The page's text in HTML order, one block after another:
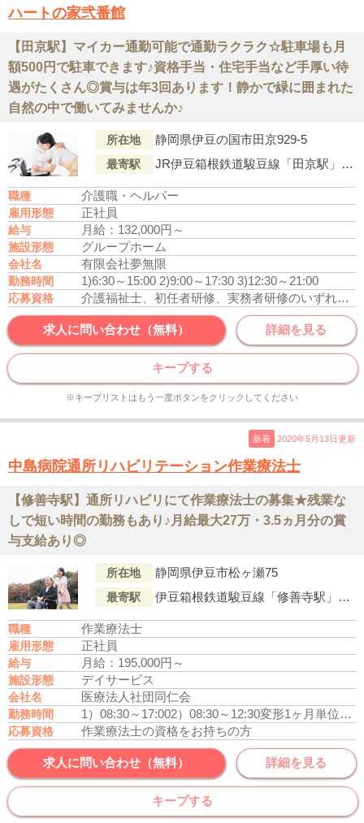
ハートの家弐番館
【田京駅】マイカー通勤可能で通勤ラクラク☆駐車場も月
額500円で駐車できます♪資格手当・住宅手当など手厚い待
遇がたくさん◎賞与は年3回あります！静かで緑に囲まれた
自然の中で働いてみませんか♪
所在地 静岡県伊豆の国市田京929-5
最寄駅 JR伊豆箱根鉄道駿豆線「田京駅」より車で5分
職種 介護職・ヘルパー
雇用形態 正社員
給与 月給：132,000円～
施設形態 グループホーム
会社名 有限会社夢無限
勤務時間 1)6:30～15:00 2)9:00～17:30 3)12:30～21:00
応募資格 介護福祉士、初任者研修、実務者研修のいずれかの資格をお持ちの方
求人に問い合わせ（無料） 詳細を見る
キープする
※キープリストはもう一度ボタンをクリックしてください
新着 2020年5月13日更新
中島病院通所リハビリテーション作業療法士
【修善寺駅】通所リハビリにて作業療法士の募集★残業な
しで短い時間の勤務もあり♪月給最大27万・3.5ヵ月分の賞
与支給あり◎
所在地 静岡県伊豆市松ヶ瀬75
最寄駅 伊豆箱根鉄道駿豆線「修善寺駅」よりバス｢軽野神社(バス停)｣下車徒歩1分
職種 作業療法士
雇用形態 正社員
給与 月給：195,000円～
施設形態 デイサービス
会社名 医療法人社団同仁会
勤務時間 1）08:30～17:002）08:30～12:30変形1ヶ月単位休
応募資格 作業療法士の資格をお持ちの方
求人に問い合わせ（無料） 詳細を見る
キープする